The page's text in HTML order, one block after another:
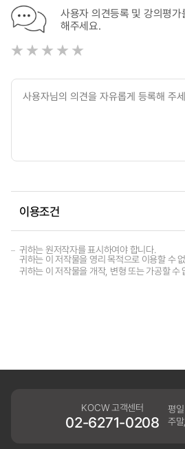
사용자 의견등록 및 강의평
해주세요.
이용조건
귀하는 원저작자를 표시하여야 합니다.
귀하는 이 저작물을 영리 목적으로 이용할 수
귀하는 이 저작물을 개작, 변형 또는 가공할 수
KOCW 고객센터
02-6271-0208
평일
주